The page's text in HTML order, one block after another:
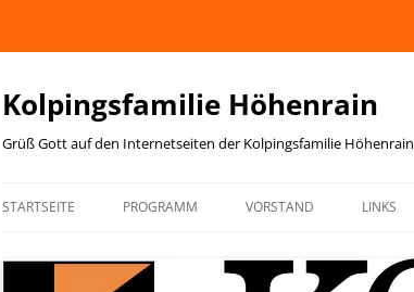
Zum
springen
Kolpingsfamilie Höhenrain
Grüß Gott auf den Internetseiten der Kolpingsfamilie Höhenrain
STARTSEITE PROGRAMM VORSTAND LINKS